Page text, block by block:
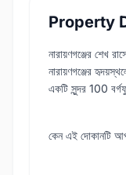
Property
নারায়ণগঞ্জের শেখ
নারায়ণগঞ্জের
একটি সুন্দর 100
কেন এই দোকানটি